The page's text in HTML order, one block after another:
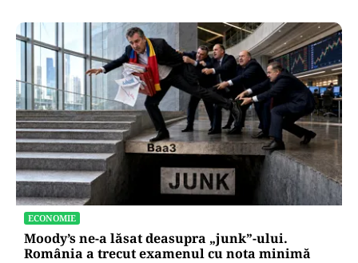
ECONOMIE
Moody’s ne-a lăsat deasupra „junk”-ului.
România a trecut examenul cu nota minimă